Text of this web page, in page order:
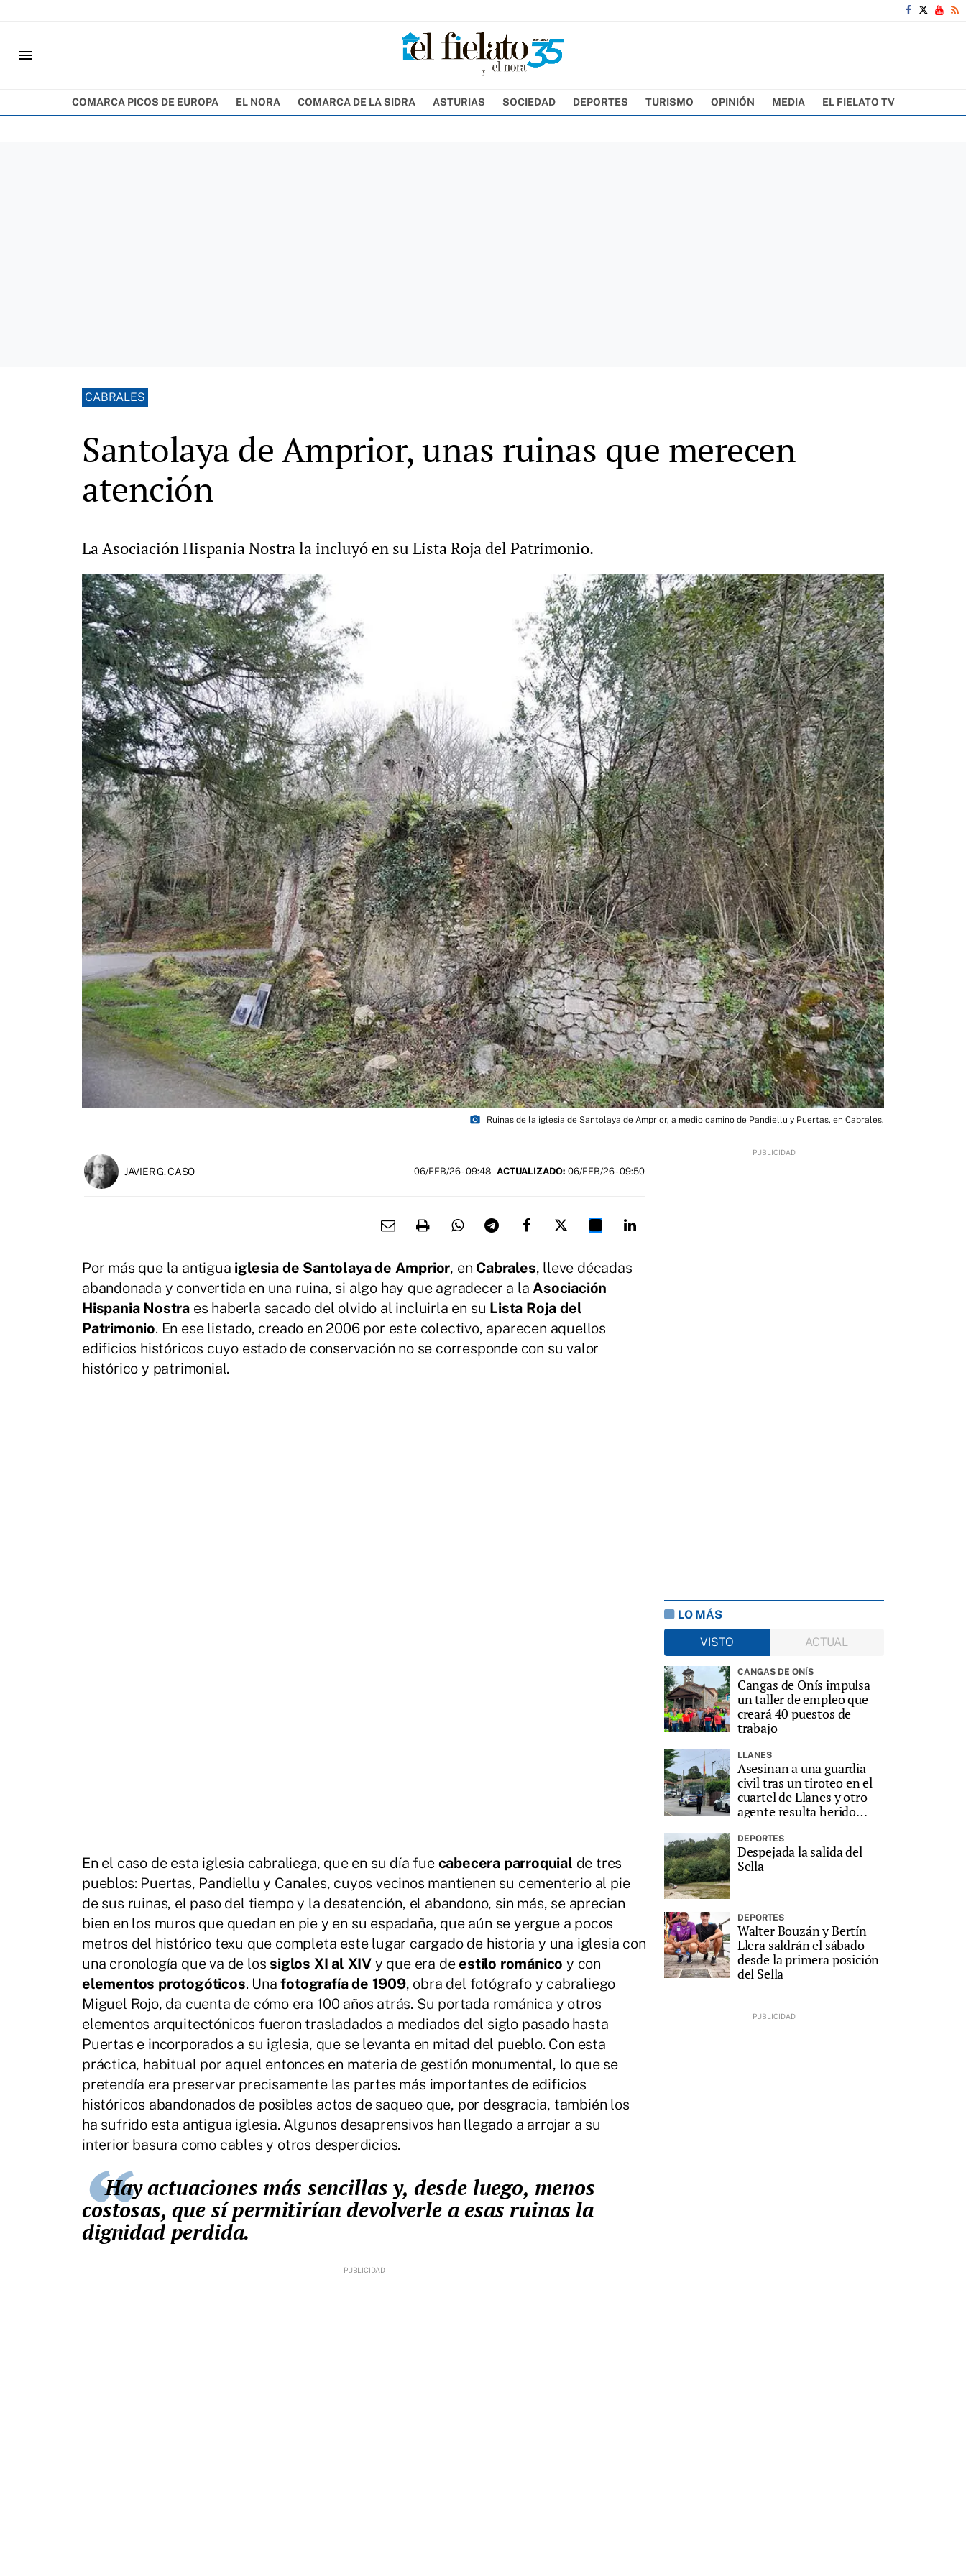
menu
COMARCA PICOS DE EUROPA EL NORA COMARCA DE LA SIDRA ASTURIAS SOCIEDAD DEPORTES TURISMO OPINIÓN MEDIA EL FIELATO TV
CABRALES
Santolaya de Amprior, unas ruinas que merecen
atención
La Asociación Hispania Nostra la incluyó en su Lista Roja del Patrimonio.
photo_camera Ruinas de la iglesia de Santolaya de Amprior, a medio camino de Pandiellu y Puertas, en Cabrales.
JAVIER G. CASO 06/FEB/26- 09:48 ACTUALIZADO: 06/FEB/26 - 09:50
Por más que la antigua iglesia de Santolaya de Amprior, en Cabrales, lleve décadas
abandonada y convertida en una ruina, si algo hay que agradecer a laAsociación
Hispania Nostra es haberla sacado del olvido al incluirla en su Lista Roja del
Patrimonio. En ese listado, creado en 2006 por este colectivo, aparecen aquellos
edificios históricos cuyo estado de conservación no se corresponde con su valor
histórico y patrimonial.
En el caso de esta iglesia cabraliega, que en su día fue cabecera parroquial de tres
pueblos: Puertas, Pandiellu y Canales, cuyos vecinos mantienen su cementerio al pie
de sus ruinas, el paso del tiempo y la desatención, el abandono, sin más, se aprecian
bien en los muros que quedan en pie y en su espadaña, que aún se yergue a pocos
metros del histórico texu que completa este lugar cargado de historia y una iglesia con
una cronología que va de los siglos XI al XIV y que era deestilo románico y con
elementos protogóticos. Unafotografía de 1909, obra del fotógrafo y cabraliego
Miguel Rojo, da cuenta de cómo era 100 años atrás. Su portada románica y otros
elementos arquitectónicos fueron trasladados a mediados del siglo pasado hasta
Puertas e incorporados a su iglesia, que se levanta en mitad del pueblo. Con esta
práctica, habitual por aquel entonces en materia de gestión monumental, lo que se
pretendía era preservar precisamente las partes más importantes de edificios
históricos abandonados de posibles actos de saqueo que, por desgracia, también los
ha sufrido esta antigua iglesia. Algunos desaprensivos han llegado a arrojar a su
interior basura como cables y otros desperdicios.
Hay actuaciones más sencillas y, desde luego, menos
costosas, que sí permitirían devolverle a esas ruinas la
dignidad perdida.
LO MÁS
VISTO
ACTUAL
CANGAS DE ONÍS
Cangas de Onís impulsa
un taller de empleo que
creará 40 puestos de
trabajo
LLANES
Asesinan a una guardia
civil tras un tiroteo en el
cuartel de Llanes y otro
agente resulta herido
DEPORTES
Despejada la salida del
Sella
DEPORTES
Walter Bouzán y Bertín
Llera saldrán el sábado
desde la primera posición
del Sella